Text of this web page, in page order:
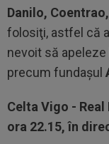
Danilo,
folosiţi, astfel că
nevoit să
precum fundaşul
Celta Vigo -
ora 22.15, în